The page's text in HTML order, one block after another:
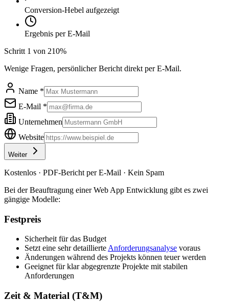
Conversion-Hebel aufgezeigt
Ergebnis per E-Mail
Schritt 1 von 210%
Wenige Fragen, persönlicher Bericht direkt per E-Mail.
Name *
E-Mail *
Unternehmen
Website
Weiter
Kostenlos · PDF-Bericht per E-Mail · Kein Spam
Bei der Beauftragung einer Web App Entwicklung gibt es zwei
gängige Modelle:
Festpreis
Sicherheit für das Budget
Setzt eine sehr detaillierteAnforderungsanalyse voraus
Änderungen während des Projekts können teuer werden
Geeignet für klar abgegrenzte Projekte mit stabilen
Anforderungen
Zeit & Material (T&M)